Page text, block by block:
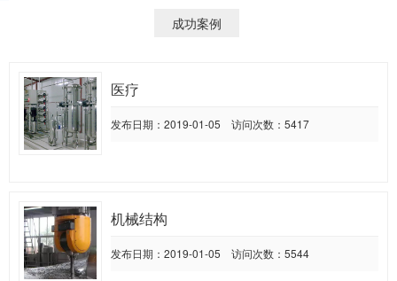
成功案例
医疗
发布日期：2019-01-05 访问次数：5417
机械结构
发布日期：2019-01-05 访问次数：5544